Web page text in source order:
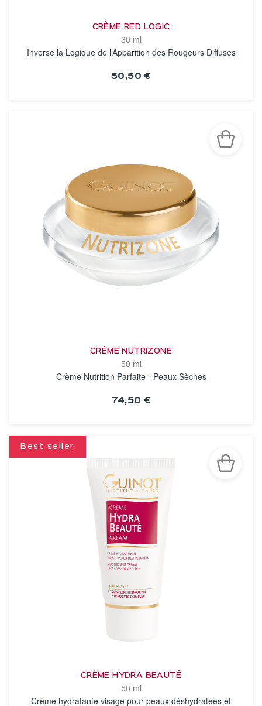
CRÈME RED LOGIC
30 ml
Inverse la Logique de l’Apparition des Rougeurs Diffuses
50,50 €
CRÈME NUTRIZONE
50 ml
Crème Nutrition Parfaite - Peaux Sèches
74,50 €
Best seller
CRÈME HYDRA BEAUTÉ
50 ml
Crème hydratante visage pour peaux déshydratées et